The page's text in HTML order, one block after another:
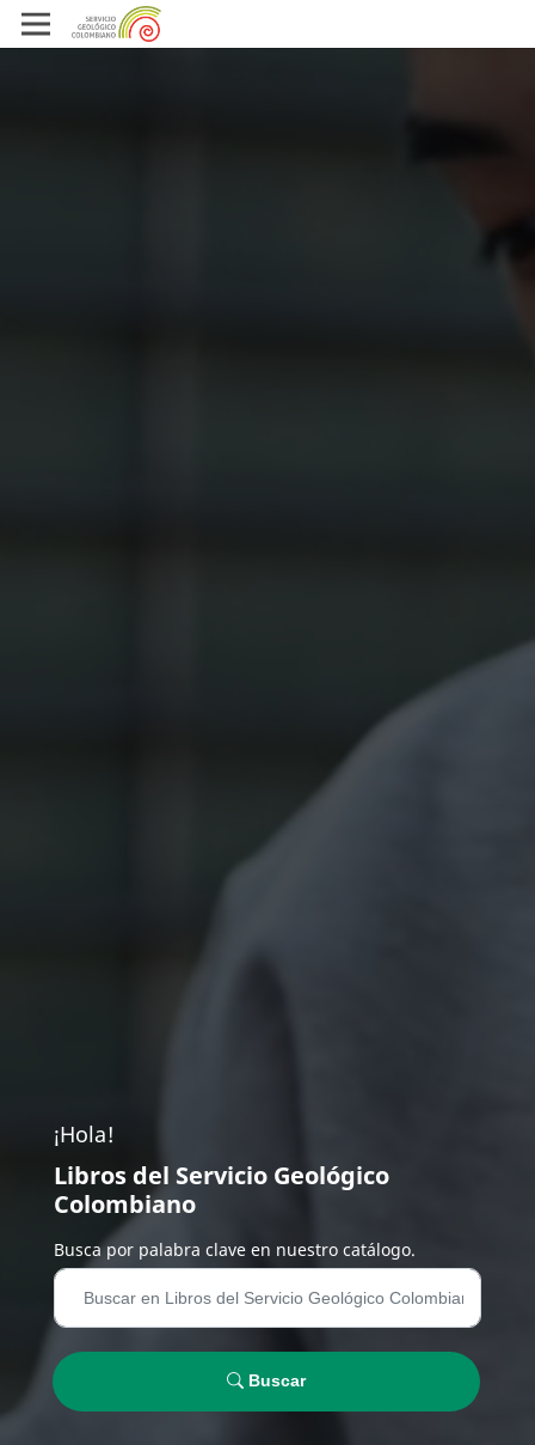
¡Hola!
Libros del Servicio Geológico
Colombiano
Busca por palabra clave en nuestro catálogo.
Buscar